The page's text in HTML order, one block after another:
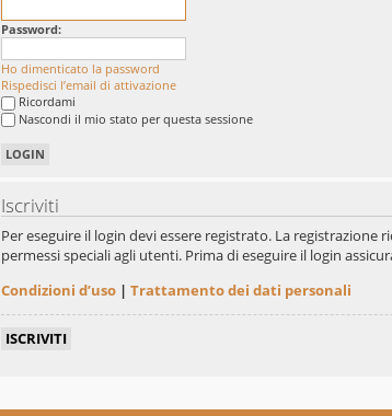
Password:
Ho dimenticato la password
Rispedisci l’email di attivazione
Ricordami
Nascondi il mio stato per questa sessione
Iscriviti
Per eseguire il login devi essere registrato. La registrazione
permessi speciali agli utenti. Prima di eseguire il login
Condizioni d’uso | Trattamento dei dati personali
ISCRIVITI